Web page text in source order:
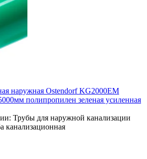
наружная Ostendorf KG2000EM
полипропилен зеленая усиленная
Трубы для наружной канализации
канализационная